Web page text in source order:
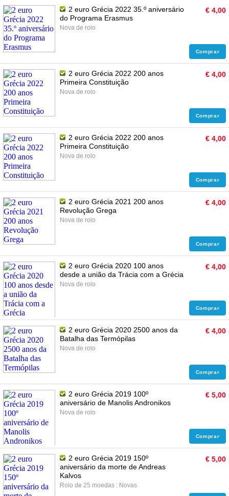
2 euro Grécia 2022 35.º aniversário
do Programa Erasmus
Nova de rolo
€ 4,00
Comprar
2 euro Grécia 2022 200 anos
Primeira Constituição
Nova de rolo
€ 4,00
Comprar
2 euro Grécia 2022 200 anos
Primeira Constituição
Nova de rolo
€ 4,00
Comprar
2 euro Grécia 2021 200 anos
Revolução Grega
Nova de rolo
€ 4,00
Comprar
2 euro Grécia 2020 100 anos
desde a união da Trácia com a Grécia
Nova de rolo
€ 4,00
Comprar
2 euro Grécia 2020 2500 anos da
Batalha das Termópilas
Nova de rolo
€ 4,00
Comprar
2 euro Grécia 2019 100º
aniversário de Manolis Andronikos
Nova de rolo
€ 5,00
Comprar
2 euro Grécia 2019 150º
aniversário da morte de Andreas
Kalvos
Rolo de 25 moedas : Novas
€ 5,00